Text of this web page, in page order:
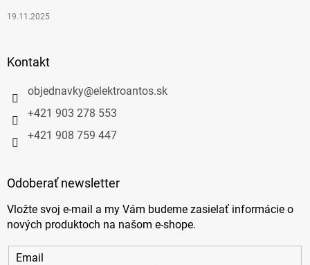
19.11.2025
Kontakt
objednavky@elektroantos.sk
+421 903 278 553
+421 908 759 447
Odoberať newsletter
Vložte svoj e-mail a my Vám budeme zasielať informácie o
nových produktoch na našom e-shope.
Email